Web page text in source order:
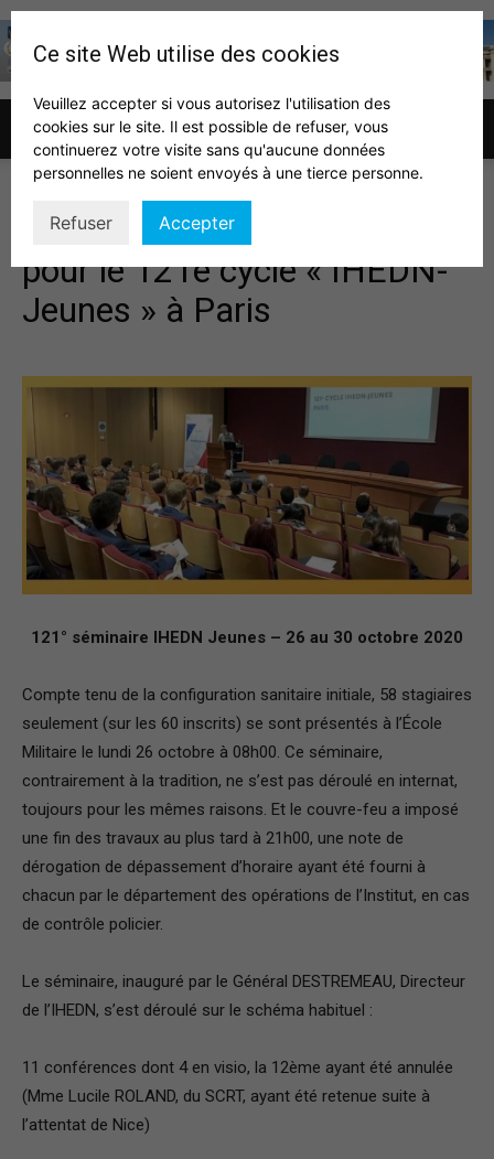
Association
–
Région
Paris
Notre association s’implique
pour le 121e cycle « IHEDN-
Jeunes » à Paris
121° séminaire IHEDN Jeunes – 26 au 30 octobre 2020
Compte tenu de la configuration sanitaire initiale, 58 stagiaires
seulement (sur les 60 inscrits) se sont présentés à l’École
Militaire le lundi 26 octobre à 08h00. Ce séminaire,
contrairement à la tradition, ne s’est pas déroulé en internat,
toujours pour les mêmes raisons. Et le couvre-feu a imposé
une fin des travaux au plus tard à 21h00, une note de
dérogation de dépassement d’horaire ayant été fourni à
chacun par le département des opérations de l’Institut, en cas
de contrôle policier.
Le séminaire, inauguré par le Général DESTREMEAU, Directeur
de l’IHEDN, s’est déroulé sur le schéma habituel :
11 conférences dont 4 en visio, la 12ème ayant été annulée
(Mme Lucile ROLAND, du SCRT, ayant été retenue suite à
l’attentat de Nice)
Ce site Web utilise des cookies
Veuillez accepter si vous autorisez l'utilisation des
cookies sur le site. Il est possible de refuser, vous
continuerez votre visite sans qu'aucune données
personnelles ne soient envoyés à une tierce personne.
Refuser Accepter